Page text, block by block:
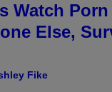
Watch
Else,
Fike